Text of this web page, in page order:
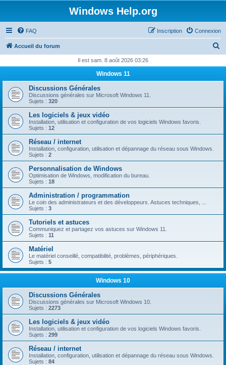
Windows Help.org
FAQ Connexion
Inscription
Accueil du forum
h
r
Il est sam. 8 août 2026 03:26
Windows 11
Discussions Générales
Discussions générales sur Microsoft Windows 11.
Sujets : 320
Les logiciels & jeux vidéo
Installation, utilisation et configuration de vos logiciels Windows favoris.
Sujets : 12
Réseau / internet
Installation, configuration, utilisation et dépannage du réseau sous Windows.
Sujets : 2
Personnalisation de Windows
Optimisation de Windows, modification du bureau.
Sujets : 18
Administration / programmation
Le coin des administrateurs et des développeurs. Astuces techniques, ...
Sujets : 3
Tutoriels et astuces
Communiquez et partagez vos astuces sur Windows 11.
Sujets : 11
Matériel
Le matériel conseillé, compatibilité, problèmes, périphériques.
Sujets : 5
Windows 10
Discussions Générales
Discussions générales sur Microsoft Windows 10.
Sujets : 2273
Les logiciels & jeux vidéo
Installation, utilisation et configuration de vos logiciels Windows favoris.
Sujets : 299
Réseau / internet
Installation, configuration, utilisation et dépannage du réseau sous Windows.
Sujets : 84